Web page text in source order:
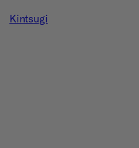
Kintsugi